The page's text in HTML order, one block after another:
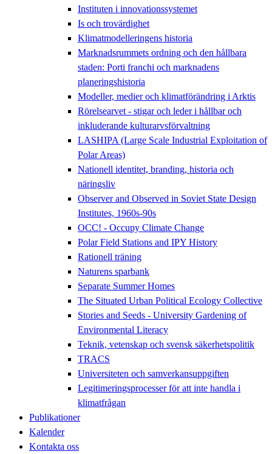
Instituten i innovationssystemet
Is och trovärdighet
Klimatmodelleringens historia
Marknadsrummets ordning och den hållbara
staden: Porti franchi och marknadens
planeringshistoria
Modeller, medier och klimatförändring i Arktis
Rörelsearvet - stigar och leder i hållbar och
inkluderande kulturarvsförvaltning
LASHIPA (Large Scale Industrial Exploitation of
Polar Areas)
Nationell identitet, branding, historia och
näringsliv
Observer and Observed in Soviet State Design
Institutes, 1960s-90s
OCC! - Occupy Climate Change
Polar Field Stations and IPY History
Rationell träning
Naturens sparbank
Separate Summer Homes
The Situated Urban Political Ecology Collective
Stories and Seeds - University Gardening of
Environmental Literacy
Teknik, vetenskap och svensk säkerhetspolitik
TRACS
Universiteten och samverkansuppgiften
Legitimeringsprocesser för att inte handla i
klimatfrågan
Publikationer
Kalender
Kontakta oss